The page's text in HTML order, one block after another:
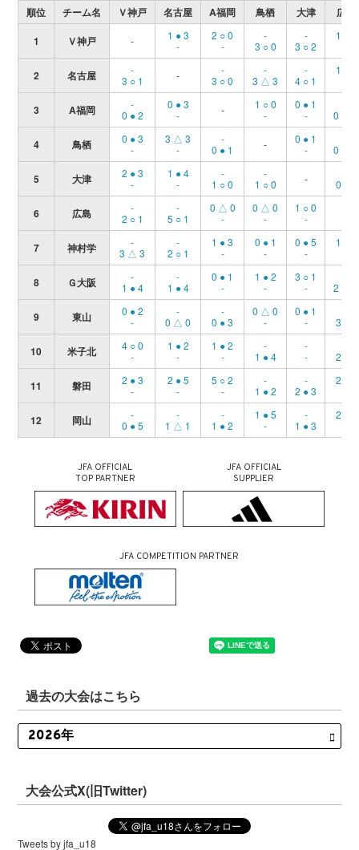
順位 チーム名 Ｖ神戸 名古屋 A福岡 鳥栖 大津
広島
1
Ｖ神戸 -
1 ● 3
-
2 ○ 0
-
-
3 ○ 0
-
3 ○ 2
1 ● 2
2 名古屋
-
3 ○ 1
-
-
3 ○ 0
-
3 △ 3
-
4 ○ 1
1 ● 5
3 A福岡
-
0 ● 2
0 ● 3
-
-
1 ○ 0
-
0 ● 1
-
0 △ 0
4 鳥栖
0 ● 3
-
3 △ 3
-
-
0 ● 1
-
0 ● 1
-
0 △ 0
5 大津
2 ● 3
-
1 ● 4
-
-
1 ○ 0
-
1 ○ 0
-
0 ● 1
6 広島
-
2 ○ 1
-
5 ○ 1
0 △ 0
-
0 △ 0
-
1 ○ 0
-
7 神村学
-
3 △ 3
-
2 ○ 1
1 ● 3
-
0 ● 1
-
0 ● 5
-
1 ○ 0
8 Ｇ大阪
-
1 ● 4
-
1 ● 4
0 ● 1
-
1 ● 2
-
3 ○ 1
-
2 △ 2
9 東山
0 ● 2
-
-
0 △ 0
-
0 ● 3
0 △ 0
-
0 ● 1
-
3 ○ 1
10 米子北
4 ○ 0
-
1 ● 2
-
1 ● 2
-
-
1 ● 4
-
-
2 ○ 0
11 磐田
2 ● 3
-
2 ● 5
-
5 ○ 2
-
-
1 ● 2
-
2 ● 3
2 ● 3
12 岡山
-
0 ● 5
-
1 △ 1
-
1 ● 2
1 ● 5
-
-
1 ● 3
2 ● 3
JFA OFFICIAL
TOP PARTNER
JFA OFFICIAL
SUPPLIER
JFA COMPETITION PARTNER
過去の大会はこちら
大会公式X(旧Twitter)
Tweets by jfa_u18